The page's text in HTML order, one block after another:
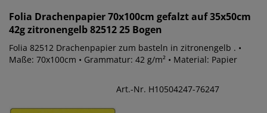
Folia Drachenpapier 70x100cm gefalzt auf 35x50cm
42g zitronengelb 82512 25 Bogen
Folia 82512 Drachenpapier zum basteln in zitronengelb . •
Maße: 70x100cm • Grammatur: 42 g/m² • Material: Papier
Art.-Nr. H10504247-76247